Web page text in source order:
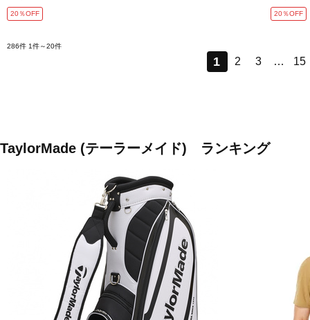
20％OFF 20％OFF
286件 1件～20件
1 2 3 … 15
TaylorMade (テーラーメイド) ランキング